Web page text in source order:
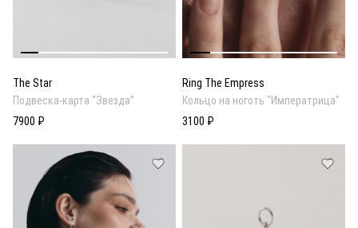
The Star
Подвеска-карта “Звезда”
7900 ₽
Ring The Empress
Кольцо на ноготь "Императрица"
3100 ₽